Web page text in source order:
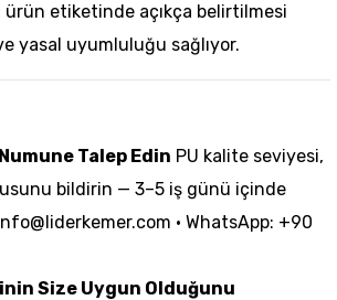
etiketinde açıkça belirtilmesi
yasal uyumluluğu sağlıyor.
Talep Edin PU kalite seviyesi,
bildirin — 3–5 iş günü içinde
· WhatsApp: +90
Size Uygun Olduğunu